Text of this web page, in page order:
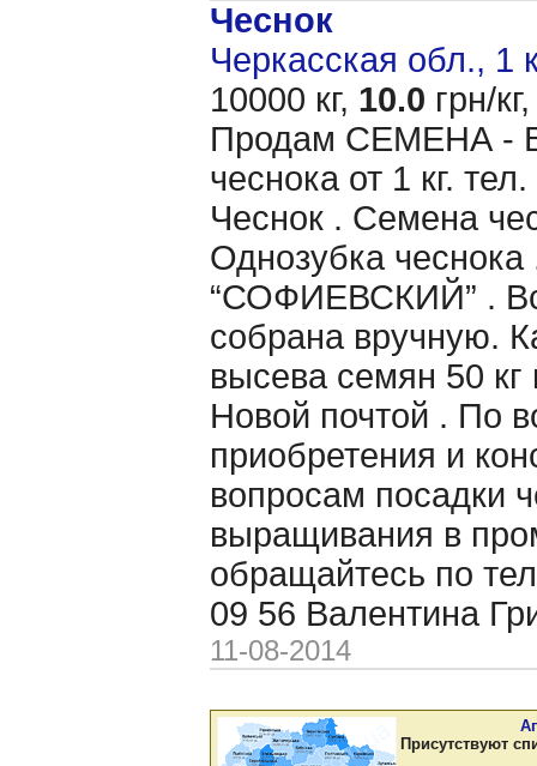
Чеснок
Черкасская обл., 1
10000 кг, 10.0 грн/кг,
Продам CЕМЕНА -
чеснока от 1 кг.
Чеснок . Семена
Однозубка чеснока
“СОФИЕВСКИЙ” .
собрана вручную.
высева семян 50 кг
Новой почтой . По
приобретения и
вопросам посадки
выращивания в
обращайтесь по
09 56 Валентина
11-08-2014
Присутствуют